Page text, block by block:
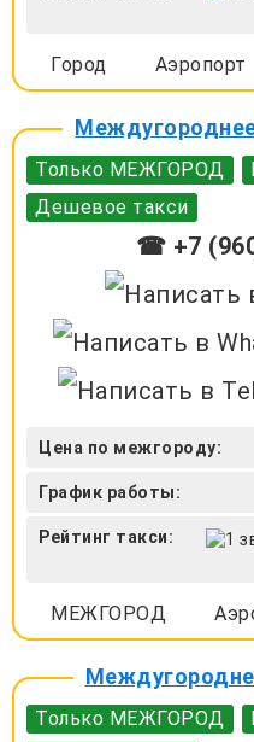
Город Аэропорт
Только МЕЖГОРОД
Дешевое такси
☎ +7
Цена по межгороду:
График работы:
Рейтинг такси:
МЕЖГОРОД
Только МЕЖГОРОД